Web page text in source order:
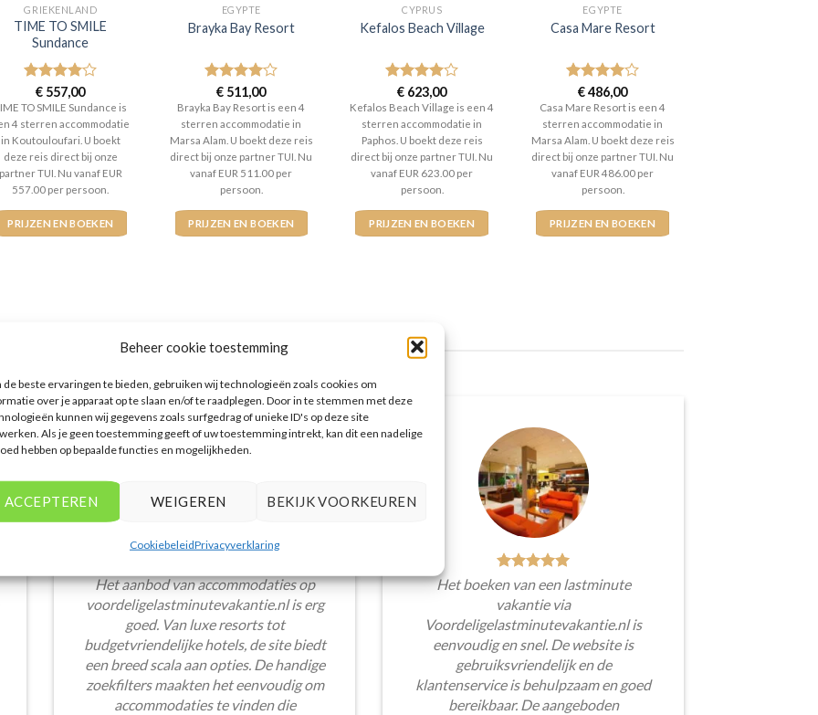
Beheer cookie toestemming
de beste ervaringen te bieden, gebruiken wij technologieën zoals cookies om
over je apparaat op te slaan en/of te raadplegen. Door in te stemmen met deze
kunnen wij gegevens zoals surfgedrag of unieke ID's op deze site
Als je geen toestemming geeft of uw toestemming intrekt, kan dit een nadelige
hebben op bepaalde functies en mogelijkheden.
ACCEPTEREN WEIGEREN BEKIJK VOORKEUREN
CookiebeleidPrivacyverklaring
GRIEKENLAND
TIME TO SMILE
Sundance
Gewaardeerd
4uit 5
€ 557,00
TO SMILE Sundance is
4 sterren accommodatie
in Koutouloufari. U boekt
deze reis direct bij onze
TUI. Nu vanaf EUR
557.00 per persoon.
PRIJZEN EN BOEKEN
EGYPTE
Brayka Bay Resort
Gewaardeerd
4 uit 5
€ 511,00
Brayka Bay Resort is een 4
sterren accommodatie in
Marsa Alam. U boekt deze reis
direct bij onze partner TUI. Nu
vanaf EUR 511.00 per
persoon.
PRIJZEN EN BOEKEN
CYPRUS
Kefalos Beach Village
Gewaardeerd
4uit 5
€ 623,00
Kefalos Beach Village is een 4
sterren accommodatie in
Paphos. U boekt deze reis
direct bij onze partner TUI. Nu
vanaf EUR 623.00 per
persoon.
PRIJZEN EN BOEKEN
EGYPTE
Casa Mare Resort
Gewaardeerd
4uit 5
€486,00
Casa Mare Resort is een 4
sterren accommodatie in
Marsa Alam. U boekt deze reis
direct bij onze partner TUI. Nu
vanaf EUR 486.00 per
persoon.
PRIJZEN EN BOEKEN
WAT ZE OVER ONS ZEGGEN
Het aanbod van accommodaties op
voordeligelastminutevakantie.nl is erg
goed. Van luxe resorts tot
budgetvriendelijke hotels, de site biedt
een breed scala aan opties. De handige
zoekfilters maakten het eenvoudig om
accommodaties te vinden die
Het boeken van een lastminute
vakantie via
Voordeligelastminutevakantie.nl is
eenvoudig en snel. De website is
gebruiksvriendelijk en de
klantenservice is behulpzaam en goed
bereikbaar. De aangeboden